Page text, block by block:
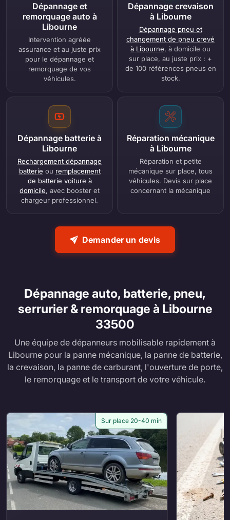
Dépannage et
remorquage auto à
Libourne
Intervention agréée
assurance et au juste prix
pour le dépannage et
remorquage de vos
véhicules.
Dépannage crevaison
à Libourne
Dépannage pneu et
changement de pneu crevé
à Libourne, à domicile ou
sur place, au juste prix : +
de 100 références pneus en
stock.
Dépannage batterie à
Libourne
Rechargement dépannage
batterie ou remplacement
de batterie voiture à
domicile, avec booster et
chargeur professionnel.
Réparation mécanique
à Libourne
Réparation et petite
mécanique sur place, tous
véhicules. Devis sur place
concernant la mécanique
Demander un devis
Dépannage auto, batterie, pneu,
serrurier & remorquage à Libourne
33500
Une équipe de dépanneurs mobilisable rapidement à
Libourne pour la panne mécanique, la panne de batterie,
la crevaison, la panne de carburant, l'ouverture de porte,
le remorquage et le transport de votre véhicule.
Sur place 20-40 min